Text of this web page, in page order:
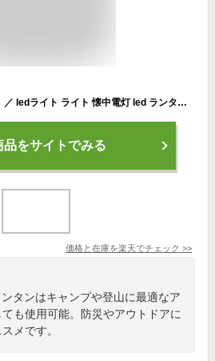
＼ポイント5倍！期間限定！／ ledライト ライト 懐中電灯 led ランタン LEDランタン 小型 cobライト cob 投光器 充電式 ミニライト 作業灯 小型ライト キャンプライト ハンディライト キャンプ 登山 防災 アウトドア ネックライト 電灯 らいと 送料無料 人気 おすすめ
品をサイトでみる
価格と在庫を楽天でチェック >>
タンはキャンプや登山に最適なア
も使用可能。防災やアウトドアに
メです。